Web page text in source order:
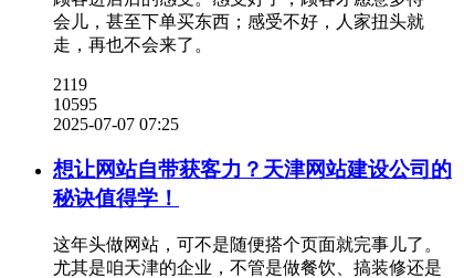
会儿，甚至下单买东西；感受不好，人家扭头就
走，再也不会来了。
2119
10595
2025-07-07 07:25
想让网站自带获客力？天津网站建设公司的
秘诀值得学！
这年头做网站，可不是随便搭个页面就完事儿了。
尤其是咱天津的企业，不管是做餐饮、搞装修还是